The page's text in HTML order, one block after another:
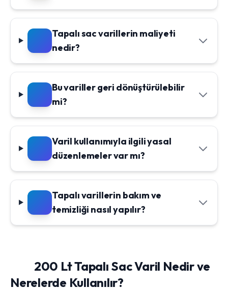
Tapalı sac varillerin maliyeti
nedir?
Bu variller geri dönüştürülebilir
mi?
Varil kullanımıyla ilgili yasal
düzenlemeler var mı?
Tapalı varillerin bakım ve
temizliği nasıl yapılır?
200 Lt Tapalı Sac Varil Nedir ve
Nerelerde Kullanılır?